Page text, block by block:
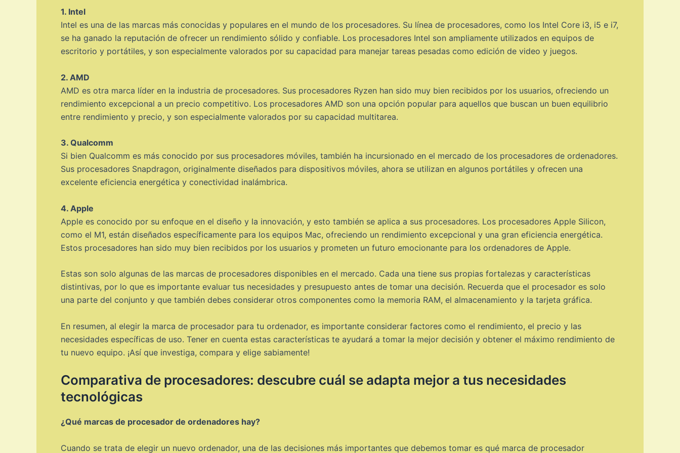
1. Intel
Intel es una de las marcas más conocidas y populares en el mundo de los procesadores. Su línea de procesadores, como los Intel Core i3, i5 e i7,
se ha ganado la reputación de ofrecer un rendimiento sólido y confiable. Los procesadores Intel son ampliamente utilizados en equipos de
escritorio y portátiles, y son especialmente valorados por su capacidad para manejar tareas pesadas como edición de video y juegos.
2. AMD
AMD es otra marca líder en la industria de procesadores. Sus procesadores Ryzen han sido muy bien recibidos por los usuarios, ofreciendo un
rendimiento excepcional a un precio competitivo. Los procesadores AMD son una opción popular para aquellos que buscan un buen equilibrio
entre rendimiento y precio, y son especialmente valorados por su capacidad multitarea.
3. Qualcomm
Si bien Qualcomm es más conocido por sus procesadores móviles, también ha incursionado en el mercado de los procesadores de ordenadores.
Sus procesadores Snapdragon, originalmente diseñados para dispositivos móviles, ahora se utilizan en algunos portátiles y ofrecen una
excelente eficiencia energética y conectividad inalámbrica.
4. Apple
Apple es conocido por su enfoque en el diseño y la innovación, y esto también se aplica a sus procesadores. Los procesadores Apple Silicon,
como el M1, están diseñados específicamente para los equipos Mac, ofreciendo un rendimiento excepcional y una gran eficiencia energética.
Estos procesadores han sido muy bien recibidos por los usuarios y prometen un futuro emocionante para los ordenadores de Apple.
Estas son solo algunas de las marcas de procesadores disponibles en el mercado. Cada una tiene sus propias fortalezas y características
distintivas, por lo que es importante evaluar tus necesidades y presupuesto antes de tomar una decisión. Recuerda que el procesador es solo
una parte del conjunto y que también debes considerar otros componentes como la memoria RAM, el almacenamiento y la tarjeta gráfica.
En resumen, al elegir la marca de procesador para tu ordenador, es importante considerar factores como el rendimiento, el precio y las
necesidades específicas de uso. Tener en cuenta estas características te ayudará a tomar la mejor decisión y obtener el máximo rendimiento de
tu nuevo equipo. ¡Así que investiga, compara y elige sabiamente!
Comparativa de procesadores: descubre cuál se adapta mejor a tus necesidades
tecnológicas
¿Qué marcas de procesador de ordenadores hay?
Cuando se trata de elegir un nuevo ordenador, una de las decisiones más importantes que debemos tomar es qué marca de procesador